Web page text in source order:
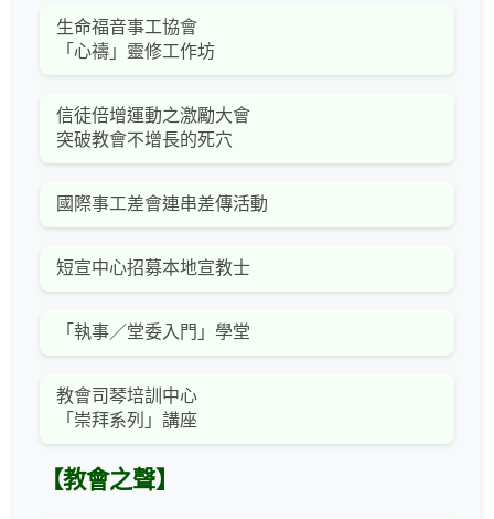
生命福音事工協會
「心禱」靈修工作坊
信徒倍增運動之激勵大會
突破教會不增長的死穴
國際事工差會連串差傳活動
短宣中心招募本地宣教士
「執事／堂委入門」學堂
教會司琴培訓中心
「崇拜系列」講座
【教會之聲】